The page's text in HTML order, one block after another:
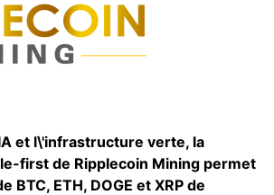
et l\'infrastructure verte, la
first de Ripplecoin Mining permet
BTC, ETH, DOGE et XRP de